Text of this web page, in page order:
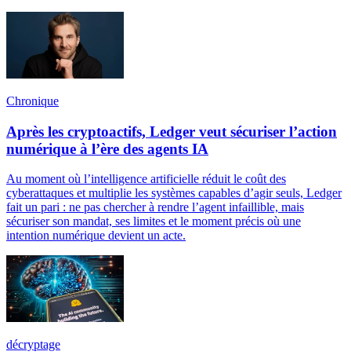
Chronique
Après les cryptoactifs, Ledger veut sécuriser l’action
numérique à l’ère des agents IA
Au moment où l’intelligence artificielle réduit le coût des
cyberattaques et multiplie les systèmes capables d’agir seuls, Ledger
fait un pari : ne pas chercher à rendre l’agent infaillible, mais
sécuriser son mandat, ses limites et le moment précis où une
intention numérique devient un acte.
décryptage